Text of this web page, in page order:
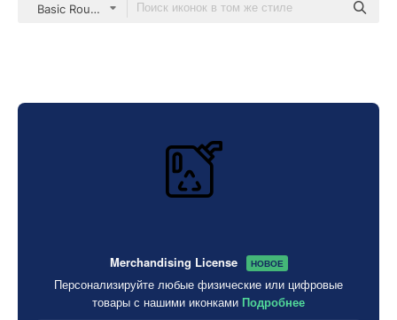
Basic Rounded Lineal
Merchandising License НОВОЕ
Персонализируйте любые физические или цифровые
товары с нашими иконками Подробнее